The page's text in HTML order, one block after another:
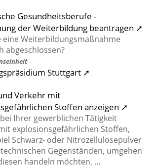
Gesundheitsberufe -
der Weiterbildung beantragen ➚
eine Weiterbildungsmaßnahme
abgeschlossen?
Stuttgart ➚
Verkehr mit
Stoffen anzeigen ➚
Ihrer gewerblichen Tätigkeit
explosionsgefährlichen Stoffen,
Schwarz- oder Nitrozellulosepulver
Gegenständen, umgehen
handeln möchten, …